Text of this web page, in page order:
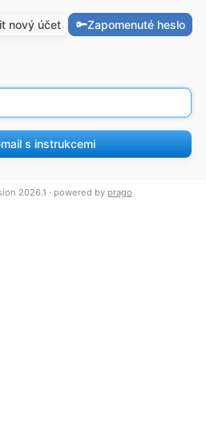
nový účet Zapomenuté heslo
s instrukcemi
2026.1 · powered by prago